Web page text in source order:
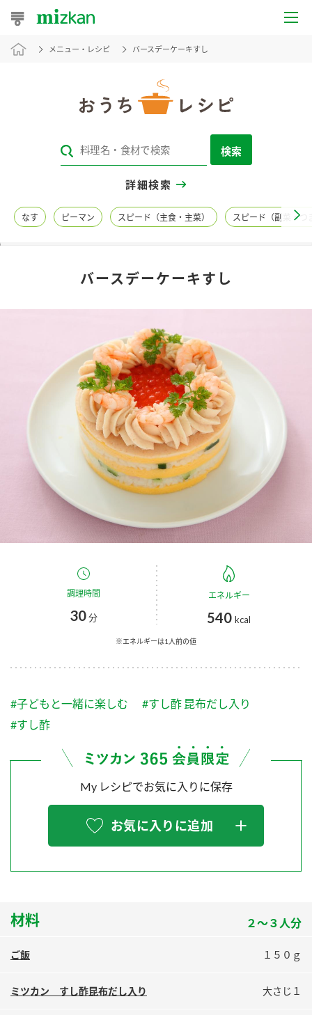
おうちレシピ
レシピカテゴリ一覧
レシピ名特集
商品情報
酢 調味酢
お酢ドリンク ぽん酢
みりん風・料理酒 鍋用調味料
スープ 中華
ふりかけ おすしの素
炊き込みご飯の素 米飯用調味液
Fibee
新商品一覧
キャンペーン情報
ブランド・スペシャルサイト
ブランド・スペシャルサイト トップ
商品ブランドサイト
Fibee（ファイビー）
お酢ドリンク
つゆ
納豆のサイト
三ツ判山吹
スペシャルサイト
お酢を知ろう！
すしラボ
納豆の豆知識
ロングセラー商品 ＋ おすすめレシピ
企業情報
企業理念
ミツカンの歴史
ミツカンを知る
環境への取り組み
MIM（ミツカンミュージアム）
お客様相談センター
お客様の声をいかしました
販売終了製品のご案内
よくあるご質問
メニュー・レシピ バースデーケーキすし
検索
詳細検索
なす ピーマン スピード（主食・主菜） スピード（副菜・つ
バースデーケーキすし
調理時間
30分
エネルギー
540 kcal
※エネルギーは1人前の値
#子どもと一緒に楽しむ
#すし酢 昆布だし入り
#すし酢
My レシピでお気に入りに保存
お気に入りに追加
材料 ２～３人分
ご飯 １５０ｇ
ミツカン すし酢昆布だし入り 大さじ１